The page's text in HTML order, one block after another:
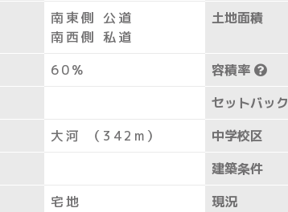
南東側 公道
南西側 私道
土地面積
60% 容積率
セットバック
大河 （342m） 中学校区
建築条件
宅地
現況